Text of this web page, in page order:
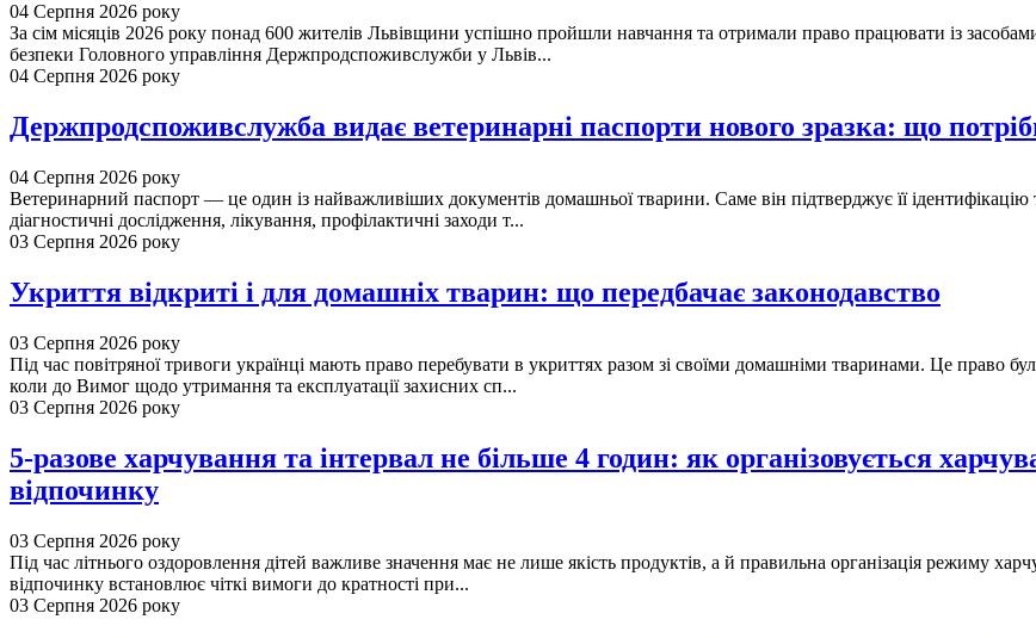
04 Серпня 2026 року
За сім місяців 2026 року понад 600 жителів Львівщини успішно пройшли навчання та отримали право працювати із
безпеки Головного управління Держпродспоживслужби у Львів...
04 Серпня 2026 року
Держпродспоживслужба видає ветеринарні паспорти нового зразка: що
04 Серпня 2026 року
Ветеринарний паспорт — це один із найважливіших документів домашньої тварини. Саме він підтверджує її ідентифікацію
діагностичні дослідження, лікування, профілактичні заходи т...
03 Серпня 2026 року
Укриття відкриті і для домашніх тварин: що передбачає законодавство
03 Серпня 2026 року
Під час повітряної тривоги українці мають право перебувати в укриттях разом зі своїми домашніми тваринами. Це право
коли до Вимог щодо утримання та експлуатації захисних сп...
03 Серпня 2026 року
5-разове харчування та інтервал не більше 4 годин: як організовується
відпочинку
03 Серпня 2026 року
Під час літнього оздоровлення дітей важливе значення має не лише якість продуктів, а й правильна організація режиму
відпочинку встановлює чіткі вимоги до кратності при...
03 Серпня 2026 року